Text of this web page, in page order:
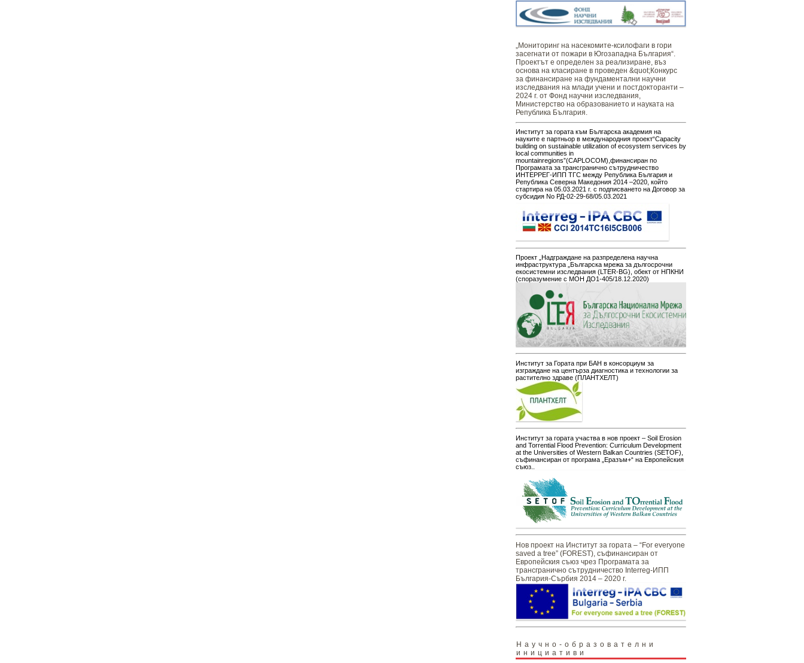
„Мониторинг ​​​на ​​насекомите-ксилофаги в гори
засегнати от пожари в Югозападна България“.
Проектът е определен за реализиране, въз
основа на класиране в проведен &quot;Конкурс
за финансиране на фундаментални научни
изследвания на млади учени и постдокторанти –
2024 г. от Фонд научни изследвания,
Министерство на образованието и науката на
Република България.
Институт за гората към Българска академия на
науките е партньор в международния проект“Capacity
building on sustainable utilization of ecosystem services by
local communities in
mountainregions”(CAPLOCOM),финансиран по
Програмата за трансгранично сътрудничество
ИНТЕРРЕГ-ИПП ТГС между Република България и
Република Северна Македония 2014 –2020, който
стартира на 05.03.2021 г. с подписването на Договор за
субсидия No РД-02-29-68/05.03.2021
Проект „Надграждане на разпределена научна
инфраструктура „Българска мрежа за дългосрочни
екосистемни изследвания (LTER-BG), обект от НПКНИ
(споразумение с МОН ДО1-405/18.12.2020)
Институт за Гората при БАН в консорциум за
изграждане на центърза диагностика и технологии за
растително здраве (ПЛАНТХЕЛТ)
Институт за гората участва в нов проект – Soil Erosion
and Torrential Flood Prevention: Curriculum Development
at the Universities of Western Balkan Countries (SETOF),
съфинансиран от програма „Еразъм+“ на Европейския
съюз..
Нов проект на Институт за гората – “For everyone
saved a tree” (FOREST), съфинансиран от
Европейския съюз чрез Програмата за
трансгранично сътрудничество Interreg-ИПП
България-Сърбия 2014 – 2020 г.
Научно-образователни
инициативи